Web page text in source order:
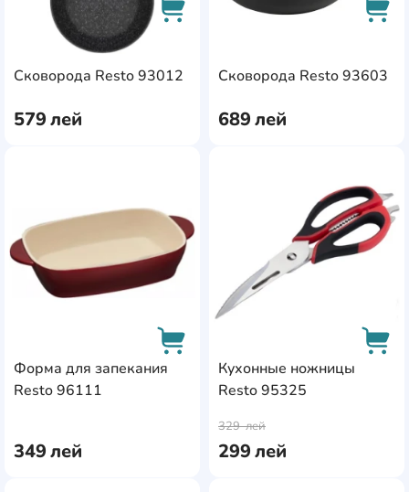
Сковорода Resto 93012
579лей
AddCardToCart
Сковорода Resto 93603
689лей
Форма для запекания
Resto 96111
349лей
Кухонные ножницы
Resto 95325
299лей
329лей